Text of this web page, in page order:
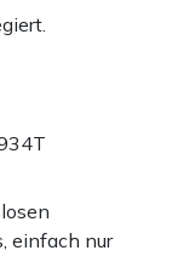
einfach nur